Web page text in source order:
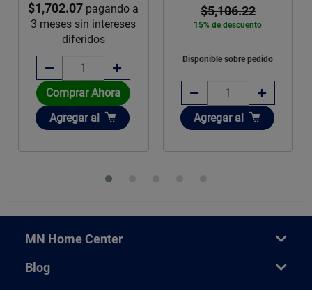
$1,702.07 pagando a
3 meses sin intereses
diferidos
Comprar Ahora
Añadir
Agregar al
$5,106.22
15% de descuento
Disponible sobre pedido
Añadir
Agregar al
MN Home Center
Blog